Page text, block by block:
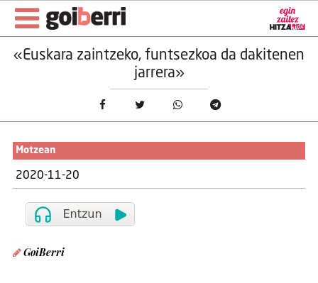
«Euskara zaintzeko, funtsezkoa da dakitenen
jarrera»
Motzean
2020-11-20
GoiBerri